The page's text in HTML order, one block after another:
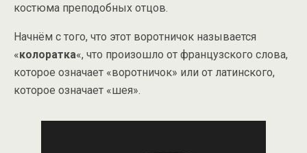
костюма преподобных отцов.
Начнём с того, что этот воротничок называется
«колоратка«, что произошло от французского слова,
которое означает «воротничок» или от латинского,
которое означает «шея».